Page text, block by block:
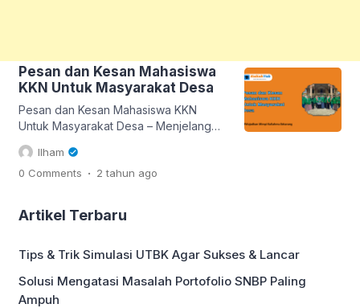
Pesan dan Kesan Mahasiswa
KKN Untuk Masyarakat Desa
Pesan dan Kesan Mahasiswa KKN
Untuk Masyarakat Desa – Menjelang
berakhirnya program KKN (Kuliah Kerja
Nyata), biasanya diadakan sesi khusus
untuk warga menyampaikan pesan dan
telah mengabdi. Pesan dan kesan ini
sering menjadi momen berharga
KKN. Sebagai salah satu mata kuliah
pengalaman […]
Ilham
0 Comments . 2 tahun ago
Artikel Terbaru
Tips & Trik Simulasi UTBK Agar Sukses & Lancar
Solusi Mengatasi Masalah Portofolio SNBP Paling
Ampuh